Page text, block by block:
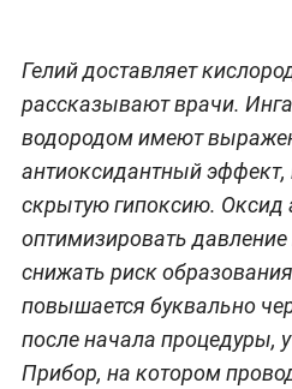
Гелий доставляет
рассказывают врачи.
водородом имеют
антиоксидантный эффект,
скрытую гипоксию. Оксид
оптимизировать давление
снижать риск
повышается буквально
после начала процедуры,
Прибор, на котором